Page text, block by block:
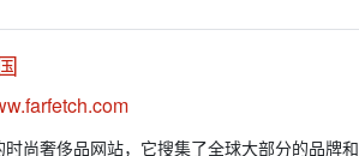
尚奢侈品网站，它搜集了全球大部分的品牌和